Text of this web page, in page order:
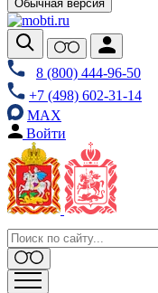
Обычная версия
8 (800) 444-96-50
+7 (498) 602-31-14
MAX
Войти